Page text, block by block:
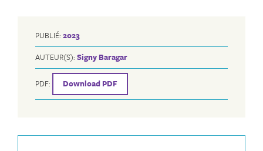
PUBLIÉ: 2023
AUTEUR(S): Signy Baragar
PDF: Download PDF